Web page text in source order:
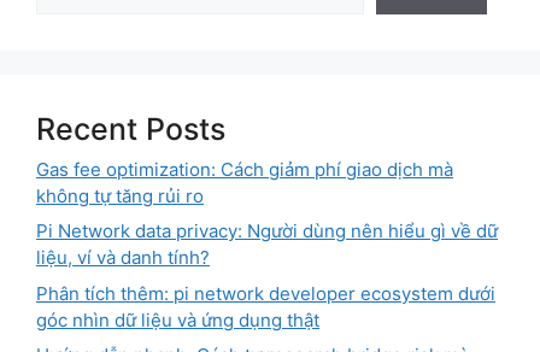
Recent Posts
Gas fee optimization: Cách giảm phí giao dịch mà
không tự tăng rủi ro
Pi Network data privacy: Người dùng nên hiểu gì về dữ
liệu, ví và danh tính?
Phân tích thêm: pi network developer ecosystem dưới
góc nhìn dữ liệu và ứng dụng thật